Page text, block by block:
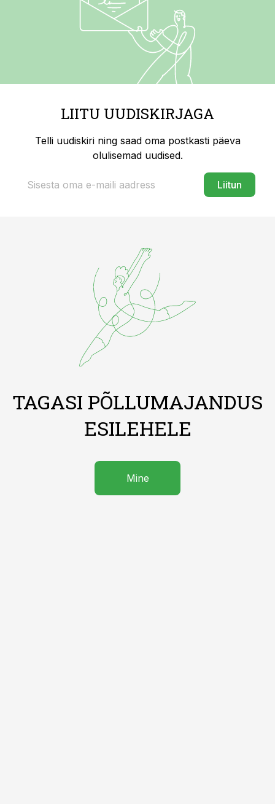
LIITU UUDISKIRJAGA
Telli uudiskiri ning saad oma postkasti päeva
olulisemad uudised.
Liitun
TAGASI PÕLLUMAJANDUS
ESILEHELE
Mine